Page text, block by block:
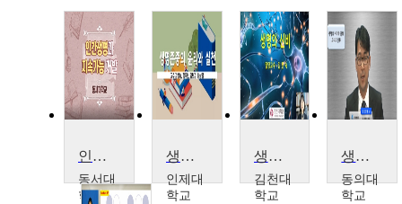
인간생명과 지속가능개발
동서대
학교
생명 존중의 윤리와 실천
인제대
학교
생명의 신비
김천대
학교
생명의 시작과 진화, 그리고 인류
동의대
학교